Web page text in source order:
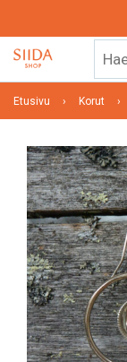
content
Etusivu Korut